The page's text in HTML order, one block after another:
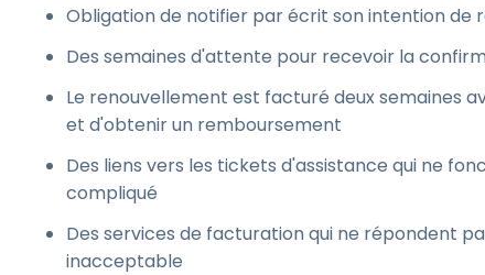
Obligation de notifier par écrit son intention de
Des semaines d'attente pour recevoir la
Le renouvellement est facturé deux semaines
et d'obtenir un remboursement
Des liens vers les tickets d'assistance qui ne
compliqué
Des services de facturation qui ne répondent
inacceptable